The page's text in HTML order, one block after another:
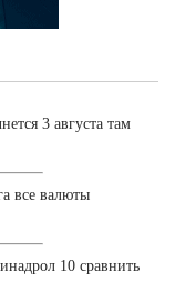
3 августа там
все валюты
10 сравнить